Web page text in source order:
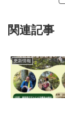
関連記事
更新情報